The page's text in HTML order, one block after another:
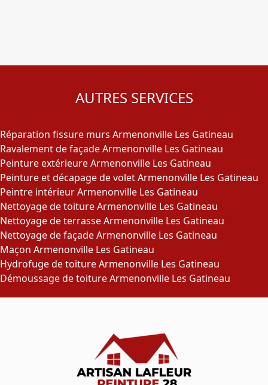
AUTRES SERVICES
Réparation fissure murs Armenonville Les Gatineau
Ravalement de façade Armenonville Les Gatineau
Peinture extérieure Armenonville Les Gatineau
Peinture et décapage de volet Armenonville Les Gatineau
Peintre intérieur Armenonville Les Gatineau
Nettoyage de toiture Armenonville Les Gatineau
Nettoyage de terrasse Armenonville Les Gatineau
Nettoyage de façade Armenonville Les Gatineau
Maçon Armenonville Les Gatineau
Hydrofuge de toiture Armenonville Les Gatineau
Démoussage de toiture Armenonville Les Gatineau